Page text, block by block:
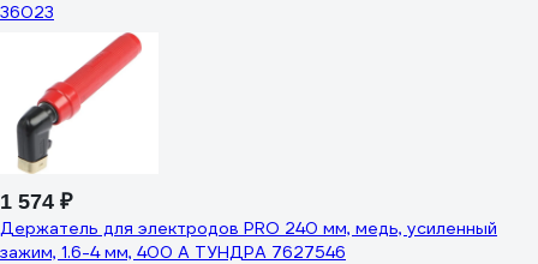
36023
1 574 ₽
Держатель для электродов PRO 240 мм, медь, усиленный
зажим, 1.6-4 мм, 400 А ТУНДРА 7627546